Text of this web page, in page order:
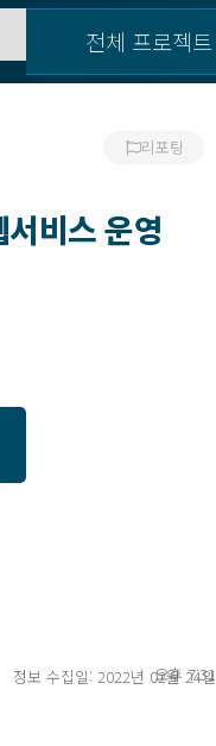
전체 프로젝트
리포팅
비스 운영
정보 수집일: 2022년 02월 24일
오후 7:31